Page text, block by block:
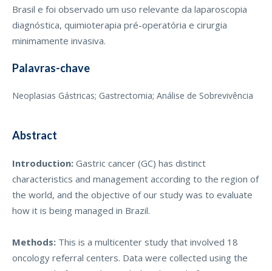
Brasil e foi observado um uso relevante da laparoscopia
diagnóstica, quimioterapia pré-operatória e cirurgia
minimamente invasiva.
Palavras-chave
Neoplasias Gástricas; Gastrectomia; Análise de Sobrevivência
Abstract
Introduction: Gastric cancer (GC) has distinct
characteristics and management according to the region of
the world, and the objective of our study was to evaluate
how it is being managed in Brazil.
Methods: This is a multicenter study that involved 18
oncology referral centers. Data were collected using the